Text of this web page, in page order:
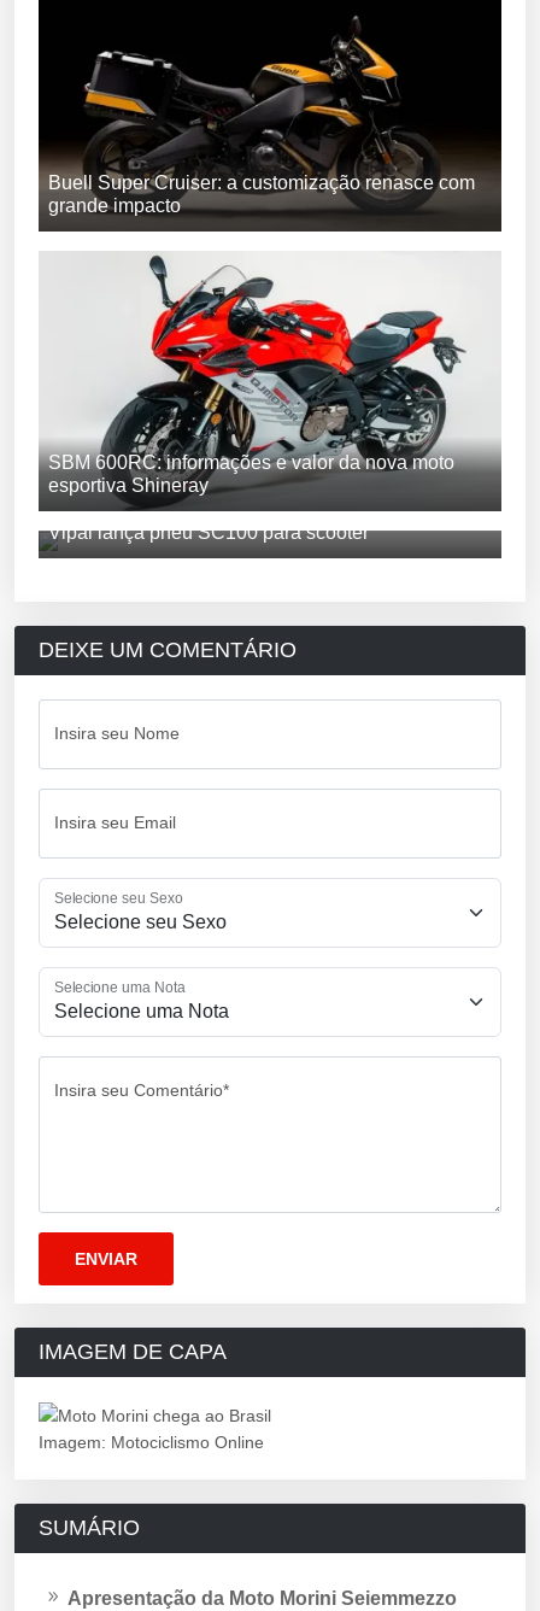
Buell Super Cruiser: a customização renasce com
grande impacto
SBM 600RC: informações e valor da nova moto
esportiva Shineray
Vipal lança pneu SC100 para scooter
DEIXE UM COMENTÁRIO
Insira seu Nome
Insira seu Email
Selecione seu Sexo
Selecione uma Nota
Insira seu Comentário*
IMAGEM DE CAPA
Imagem: Motociclismo Online
SUMÁRIO
Apresentação da Moto Morini Seiemmezzo